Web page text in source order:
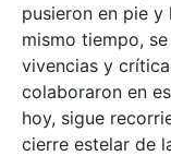
pusieron en pie y
mismo tiempo,
vivencias y
colaboraron en
hoy, sigue
cierre estelar de